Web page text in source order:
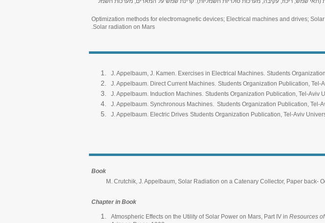
Optimization methods for electromagnetic devices; Electrical machines and drives;
Solar radiation on Mars.
J. Appelbaum, J. Kamen. Exercises in Electrical Machines. Students
J. Appelbaum. Direct Current Machines. Students Organization Publication, Tel-
J. Appelbaum. Induction Machines. Students Organization Publication, Tel-Aviv
J. Appelbaum. Synchronous Machines. Students Organization Publication, Tel-
J. Appelbaum. Electric Drives Students Organization Publication, Tel-Aviv
Book
M. Crutchik, J. Appelbaum, Solar Radiation on a Catenary Collector, Paper back-
Chapter in Book
Atmospheric Effects on the Utility of Solar Power on Mars, Part IV in Resources